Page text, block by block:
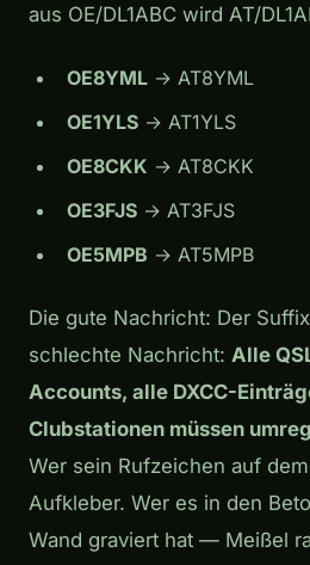
aus OE/DL1ABC wird AT/
OE8YML → AT8YML
OE1YLS → AT1YLS
OE8CKK → AT8CKK
OE3FJS → AT3FJS
OE5MPB → AT5MPB
Die gute Nachricht: Der
schlechte Nachricht: Alle
Accounts, alle DXCC-
Clubstationen müssen
Wer sein Rufzeichen auf
Aufkleber. Wer es in den
Wand graviert hat — Meißel